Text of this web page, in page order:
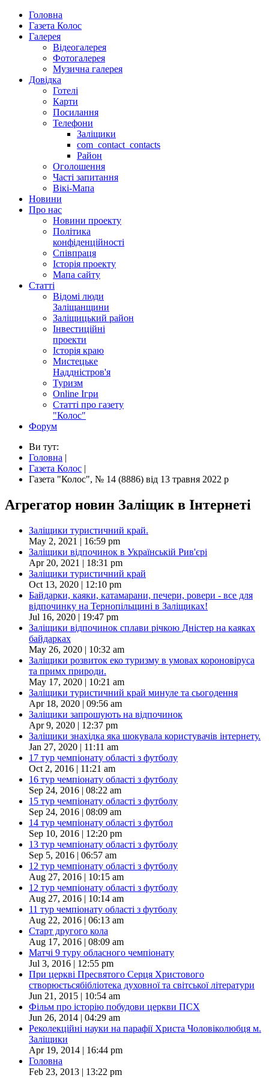
Головна
Газета Колос
Галерея
Відеогалерея
Фотогалерея
Музична галерея
Довідка
Готелі
Карти
Посилання
Телефони
Заліщики
com_contact_contacts
Район
Оголошення
Часті запитання
Вікі-Мапа
Новини
Про нас
Новини проекту
Політика
конфіденційності
Співпраця
Історія проекту
Мапа сайту
Статті
Відомі люди
Заліщанщини
Заліщицький район
Інвестиційні
проекти
Історія краю
Мистецьке
Наддністров'я
Туризм
Online Ігри
Статті про газету
"Колос"
Форум
Ви тут:
Головна |
Газета Колос |
Газета "Колос", № 14 (8886) від 13 травня 2022 р
Агрегатор новин Заліщик в Інтернеті
Заліщики туристичний край.
May 2, 2021 | 16:59 pm
Заліщики відпочинок в Українській Рив'єрі
Apr 20, 2021 | 18:31 pm
Заліщики туристичний край
Oct 13, 2020 | 12:10 pm
Байдарки, каяки, катамарани, печери, ровери - все для
відпочинку на Тернопільщині в Заліщиках!
Jul 16, 2020 | 19:47 pm
Заліщики відпочинок сплави річкою Дністер на каяках
байдарках
May 26, 2020 | 10:32 am
Заліщики розвиток еко туризму в умовах короновіруса
та примх природи.
May 17, 2020 | 10:21 am
Заліщики туристичний край минуле та сьогодення
Apr 18, 2020 | 09:56 am
Заліщики запрошують на відпочинок
Apr 9, 2020 | 12:37 pm
Заліщики знахідка яка шокувала користувачів інтернету.
Jan 27, 2020 | 11:11 am
17 тур чемпіонату області з футболу
Oct 2, 2016 | 11:21 am
16 тур чемпіонату області з футболу
Sep 24, 2016 | 08:22 am
15 тур чемпіонату області з футболу
Sep 24, 2016 | 08:09 am
14 тур чемпіонату області з футбол
Sep 10, 2016 | 12:20 pm
13 тур чемпіонату області з футболу
Sep 5, 2016 | 06:57 am
12 тур чемпіонату області з футболу
Aug 27, 2016 | 10:15 am
12 тур чемпіонату області з футболу
Aug 27, 2016 | 10:14 am
11 тур чемпіонату області з футболу
Aug 22, 2016 | 06:13 am
Старт другого кола
Aug 17, 2016 | 08:09 am
Матчі 9 туру обласного чемпіонату
Jul 3, 2016 | 12:55 pm
При церкві Пресвятого Серця Христового
створюєтьсябібліотека духовної та світської літератури
Jun 21, 2015 | 10:54 am
Фільм про історію побудови церкви ПСХ
Jun 26, 2014 | 04:29 am
Реколекційні науки на парафії Христа Чоловіколюбця м.
Заліщики
Apr 19, 2014 | 16:44 pm
Головна
Feb 23, 2013 | 13:22 pm